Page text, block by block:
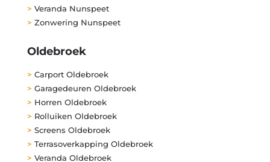
> Veranda Nunspeet
> Zonwering Nunspeet
Oldebroek
> Carport Oldebroek
> Garagedeuren Oldebroek
> Horren Oldebroek
> Rolluiken Oldebroek
> Screens Oldebroek
> Terrasoverkapping Oldebroek
> Veranda Oldebroek